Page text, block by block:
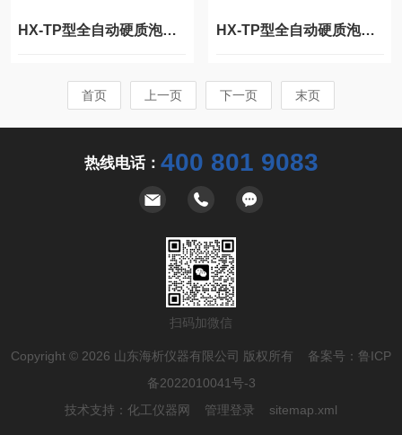
HX-TP型全自动硬质泡沫开闭孔率测试仪 HX-TP型全自动硬质泡沫开闭孔率测量仪
首页 上一页 下一页 末页
热线电话： 400 801 9083
扫码加微信
Copyright © 2026 山东海析仪器有限公司 版权所有 备案号： 鲁ICP
备2022010041号-3
技术支持： 化工仪器网 管理登录 sitemap.xml